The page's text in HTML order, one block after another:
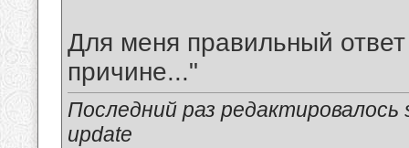
Для меня правильный
причине..."
Последний раз редактировалось
update